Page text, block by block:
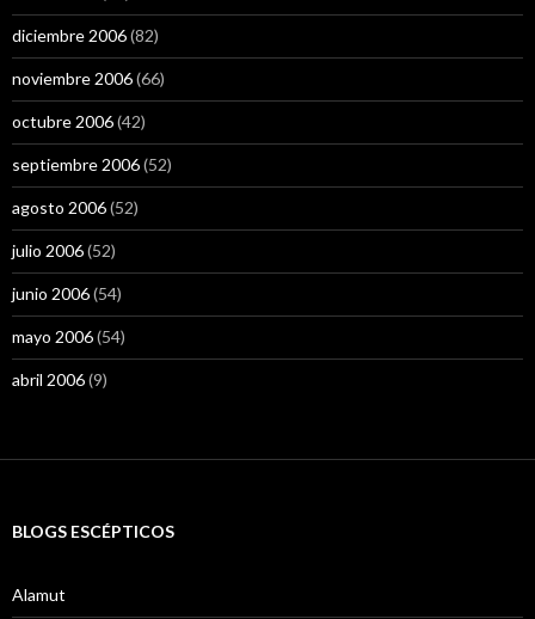
diciembre 2006(82)
noviembre 2006(66)
octubre 2006(42)
septiembre 2006(52)
agosto 2006(52)
julio 2006(52)
junio 2006(54)
mayo 2006(54)
abril 2006(9)
BLOGS ESCÉPTICOS
Alamut